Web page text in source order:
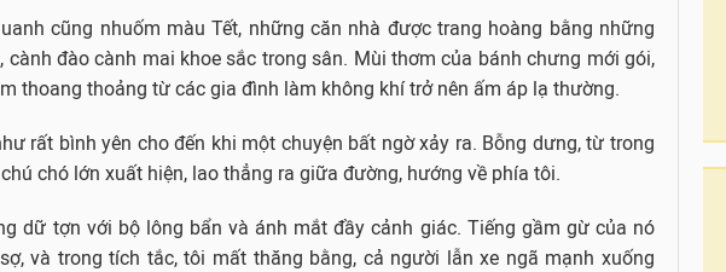
cũng nhuốm màu Tết, những căn nhà được trang hoàng bằng những
cành đào cành mai khoe sắc trong sân. Mùi thơm của bánh chưng mới gói,
thoang thoảng từ các gia đình làm không khí trở nên ấm áp lạ thường.
rất bình yên cho đến khi một chuyện bất ngờ xảy ra. Bỗng dưng, từ trong
chó lớn xuất hiện, lao thẳng ra giữa đường, hướng về phía tôi.
dữ tợn với bộ lông bẩn và ánh mắt đầy cảnh giác. Tiếng gầm gừ của nó
và trong tích tắc, tôi mất thăng bằng, cả người lẫn xe ngã mạnh xuống